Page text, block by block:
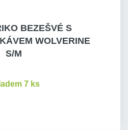
BEZEŠVÉ S
WOLVERINE
S/M
7 ks